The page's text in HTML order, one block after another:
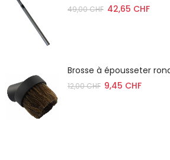
49,00 CHF 42,65 CHF
Brosse à épousseter
12,00 CHF 9,45 CHF